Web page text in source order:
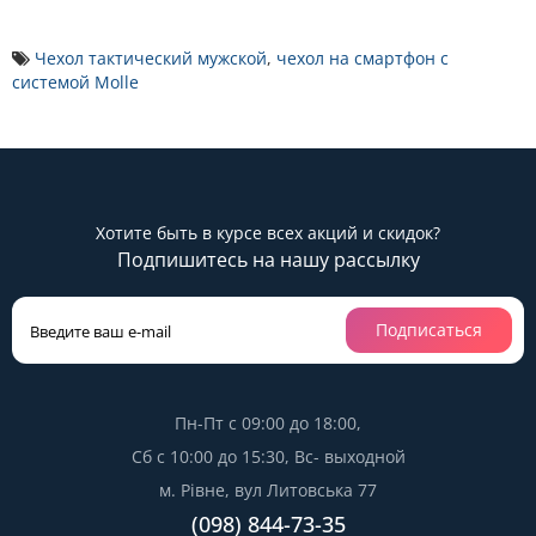
Чехол тактический мужской, чехол на смартфон с
системой Molle
Хотите быть в курсе всех акций и скидок?
Подпишитесь на нашу рассылку
Подписаться
Пн-Пт с 09:00 до 18:00,
Сб с 10:00 до 15:30, Вс- выходной
м. Рівне, вул Литовська 77
(098) 844-73-35